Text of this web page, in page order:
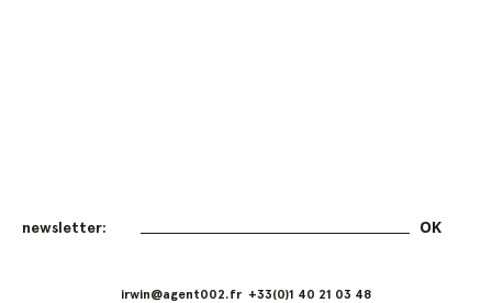
irwin@agent002.fr +33(0)1 40 21 03 48